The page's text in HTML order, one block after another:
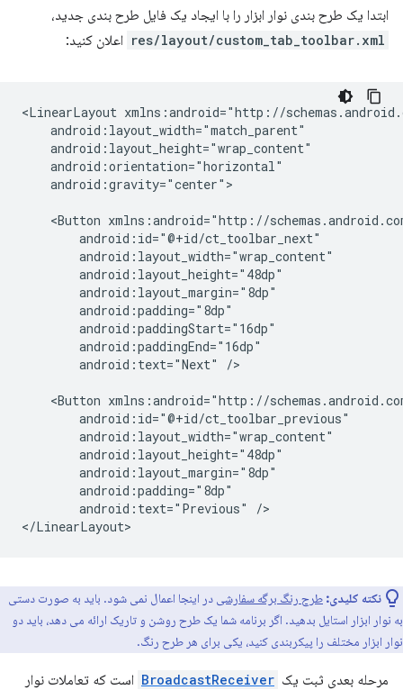
ابتدا یک طرح بندی نوار ابزار را با ایجاد یک فایل طرح بندی جدید،
res/layout/custom_tab_toolbar.xml اعلان کنید:
<LinearLayout
android:gravity="center">
<Button
android:text="Next"
/>
<Button
android:text="Previous"
/>
نکته کلیدی: طرح رنگ برگه سفارشی در اینجا اعمال نمی شود. باید به صورت دستی
به نوار ابزار استایل بدهید. اگر برنامه شما یک طرح روشن و تاریک ارائه می دهد، باید دو
نوار ابزار مختلف را پیکربندی کنید، یکی برای هر طرح رنگ.
مرحله بعدی ثبت یک BroadcastReceiver است که تعاملات نوار